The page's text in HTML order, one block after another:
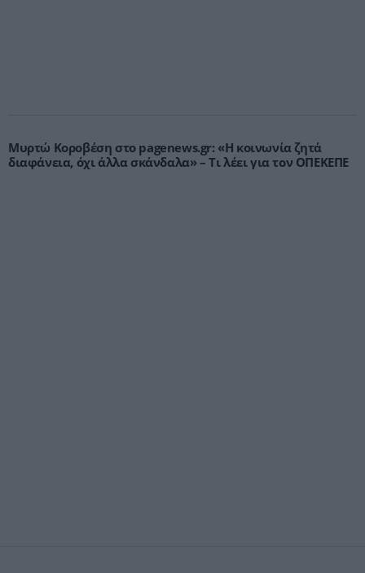
Μυρτώ Κοροβέση στο pagenews.gr: «Η κοινωνία ζητά
διαφάνεια, όχι άλλα σκάνδαλα» – Τι λέει για τον ΟΠΕΚΕΠΕ